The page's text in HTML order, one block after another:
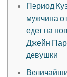
Период
мужчина
едет на
Джейн
девушки